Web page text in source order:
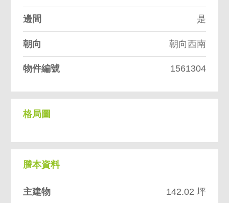
邊間 是
朝向 朝向西南
物件編號 1561304
格局圖
謄本資料
主建物 142.02 坪